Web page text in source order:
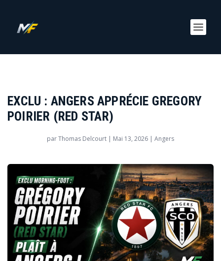
EXCLU : ANGERS APPRÉCIE GREGORY
POIRIER (RED STAR)
parThomas Delcourt | Mai 13, 2026 | Angers